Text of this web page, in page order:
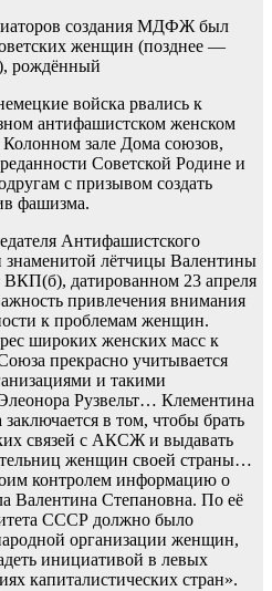
создания МДФЖ был
женщин (позднее —
рождённый
войска рвались к
антифашистском женском
зале Дома союзов,
Советской Родине и
с призывом создать
фашизма.
Антифашистского
знаменитой лётчицы Валентины
ВКП(б), датированном 23 апреля
привлечения внимания
к проблемам женщин.
широких женских масс к
прекрасно учитывается
и такими
Рузвельт… Клементина
в том, чтобы брать
связей с АКСЖ и выдавать
женщин своей страны…
контролем информацию о
Валентина Степановна. По её
СССР должно было
организации женщин,
инициативой в левых
капиталистических стран».